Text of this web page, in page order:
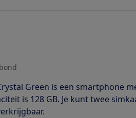
Green is een smartphone
is 128 GB. Je kunt twee